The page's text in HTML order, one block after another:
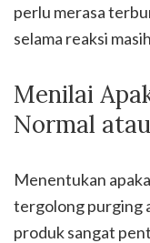
perlu merasa
selama reaksi
Menilai
Normal
Menentukan
tergolong purging
produk sangat